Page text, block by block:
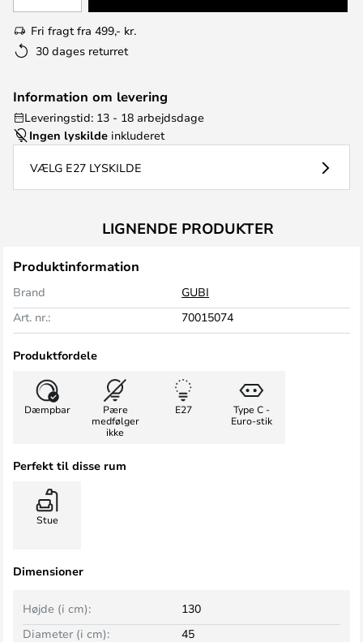
Fri fragt fra 499,- kr.
30 dages returret
Information om levering
Leveringstid: 13 - 18 arbejdsdage
Ingen lyskilde inkluderet
VÆLG E27 LYSKILDE
LIGNENDE PRODUKTER
Produktinformation
Brand
GUBI
Art. nr.:
70015074
Produktfordele
Dæmpbar
Pære
medfølger
ikke
E27
Type C -
Euro-stik
Perfekt til disse rum
Stue
Dimensioner
Højde (i cm):
130
Diameter (i cm):
45